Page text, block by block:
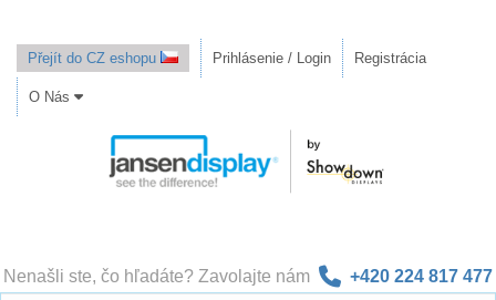
Přejít do CZ eshopu Prihlásenie / Login Registrácia
O Nás
Nenašli ste, čo hľadáte? Zavolajte nám +420 224 817 477